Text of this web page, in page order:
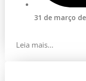
31 de março
Leia mais...